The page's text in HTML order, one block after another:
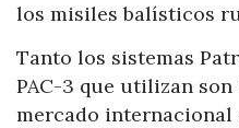
los misiles balísticos
Tanto los sistemas
PAC-3 que utilizan son
mercado internacional